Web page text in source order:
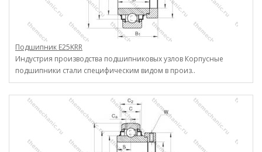
Подшипник E25KRR
Индустрия производства подшипниковых узлов Корпусные
подшипники стали специфическим видом в произ..